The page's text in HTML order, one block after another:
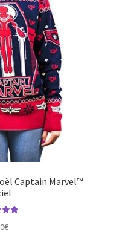
Captain Marvel™
€